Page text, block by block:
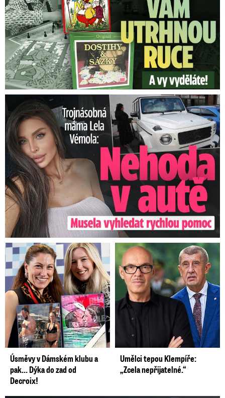
Trojnásobná máma Lela Vémola: Nehoda v autě
Úsměvy v Dámském klubu a
pak… Dýka do zad od
Decroix!
Umělci tepou Klempíře:
„Zcela nepřijatelné.“